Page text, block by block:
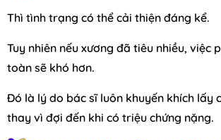
Thì tình trạng có thể cải thiện đáng kể.
Tuy nhiên nếu xương đã tiêu nhiều, việc
toàn sẽ khó hơn.
Đó là lý do bác sĩ luôn khuyến khích lấy
thay vì đợi đến khi có triệu chứng nặng.